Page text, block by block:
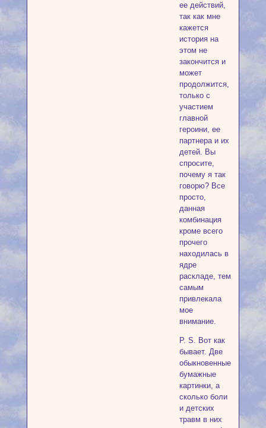
ее действий,
так как мне
кажется
история на
этом не
закончится и
может
продолжится,
только с
участием
главной
героини, ее
партнера и их
детей. Вы
спросите,
почему я так
говорю? Все
просто,
данная
комбинация
кроме всего
прочего
находилась в
ядре
раскладе, тем
самым
привлекала
мое
внимание.
P. S. Вот как
бывает. Две
обыкновенные
бумажные
картинки, а
сколько боли
и детских
травм в них